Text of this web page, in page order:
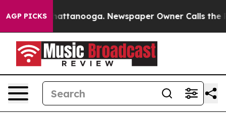
AGP PICKS
in Chattanooga. Newspaper Owner Calls the